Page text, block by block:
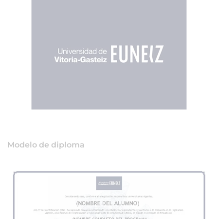
Modelo de diploma